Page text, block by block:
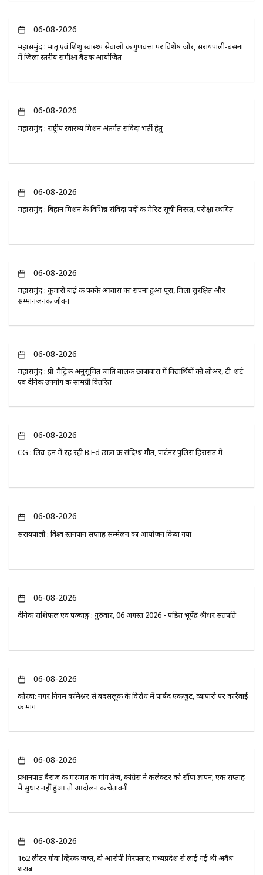
06-08-2026
महासमुंद : मातृ एवं शिशु स्वास्थ्य सेवाओं की गुणवत्ता पर विशेष जोर, सरायपाली-बसना
में जिला स्तरीय समीक्षा बैठक आयोजित
06-08-2026
महासमुंद : राष्ट्रीय स्वास्थ्य मिशन अंतर्गत संविदा भर्ती हेतु
06-08-2026
महासमुंद : बिहान मिशन के विभिन्न संविदा पदों की मेरिट सूची निरस्त, परीक्षा स्थगित
06-08-2026
महासमुंद : कुमारी बाई की पक्के आवास का सपना हुआ पूरा, मिला सुरक्षित और
सम्मानजनक जीवन
06-08-2026
महासमुंद : प्री-मैट्रिक अनुसूचित जाति बालक छात्रावास में विद्यार्थियों को लोअर, टी-शर्ट
एवं दैनिक उपयोग की सामग्री वितरित
06-08-2026
CG : लिव-इन में रह रही B.Ed छात्रा की संदिग्ध मौत, पार्टनर पुलिस हिरासत में
06-08-2026
सरायपाली : विश्व स्तनपान सप्ताह सम्मेलन का आयोजन किया गया
06-08-2026
दैनिक राशिफल एवं पञ्चाङ्ग : गुरुवार, 06 अगस्त 2026 - पंडित भूपेंद्र श्रीधर सतपति
06-08-2026
कोरबा: नगर निगम कमिश्नर से बदसलूकी के विरोध में पार्षद एकजुट, व्यापारी पर कार्रवाई
की मांग
06-08-2026
प्रधानपाठ बैराज की मरम्मत की मांग तेज, कांग्रेस ने कलेक्टर को सौंपा ज्ञापन; एक सप्ताह
में सुधार नहीं हुआ तो आंदोलन की चेतावनी
06-08-2026
162 लीटर गोवा व्हिस्की जब्त, दो आरोपी गिरफ्तार; मध्यप्रदेश से लाई गई थी अवैध
शराब